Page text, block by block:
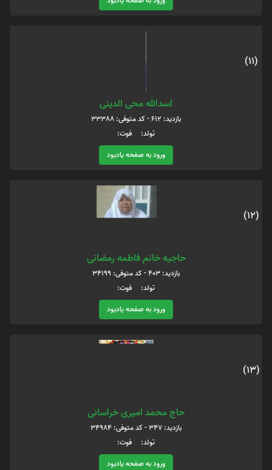
(11)
اسدالله محی الدینی
بازدید: 612 - کد متوفی: 33388
تولد: فوت:
ورود به صفحه یادبود
(12)
حاجیه خانم فاطمه رمضانی
بازدید: 403 - کد متوفی: 34199
تولد: فوت:
ورود به صفحه یادبود
(13)
حاج محمد امیری خراسانی
بازدید: 347 - کد متوفی: 34984
تولد: فوت:
ورود به صفحه یادبود